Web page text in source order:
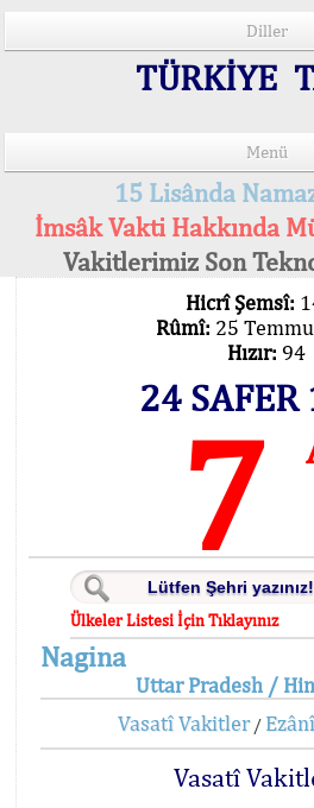
Diller
TÜRKİYE
Menü
15 Lisânda
İmsâk Vakti Hakkında
Vakitlerimiz Son
Hicrî Şemsî:
Rûmî: 25
Hızır: 94
24
7
Ülkeler Listesi İçin Tıklayınız
Nagina
Uttar Pradesh /
Vasatî Vakitler/
Vasatî